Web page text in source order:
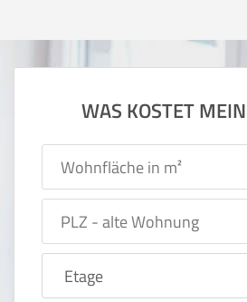
WAS KOSTET